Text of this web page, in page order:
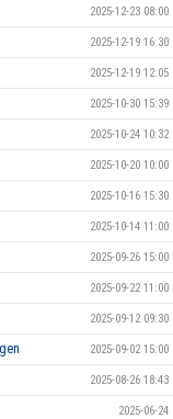
2025-12-23 08:00
2025-12-19 16:30
2025-12-19 12:05
2025-10-30 15:39
2025-10-24 10:32
2025-10-20 10:00
2025-10-16 15:30
2025-10-14 11:00
2025-09-26 15:00
2025-09-22 11:00
2025-09-12 09:30
2025-09-02 15:00
2025-08-26 18:43
2025-06-24